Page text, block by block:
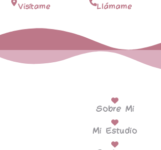
Visítame Llámame
Sobre Mi
Mi Estudio